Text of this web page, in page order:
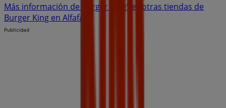
Más información de Burger KingVer otras tiendas de
Burger King en Alfafar
Publicidad